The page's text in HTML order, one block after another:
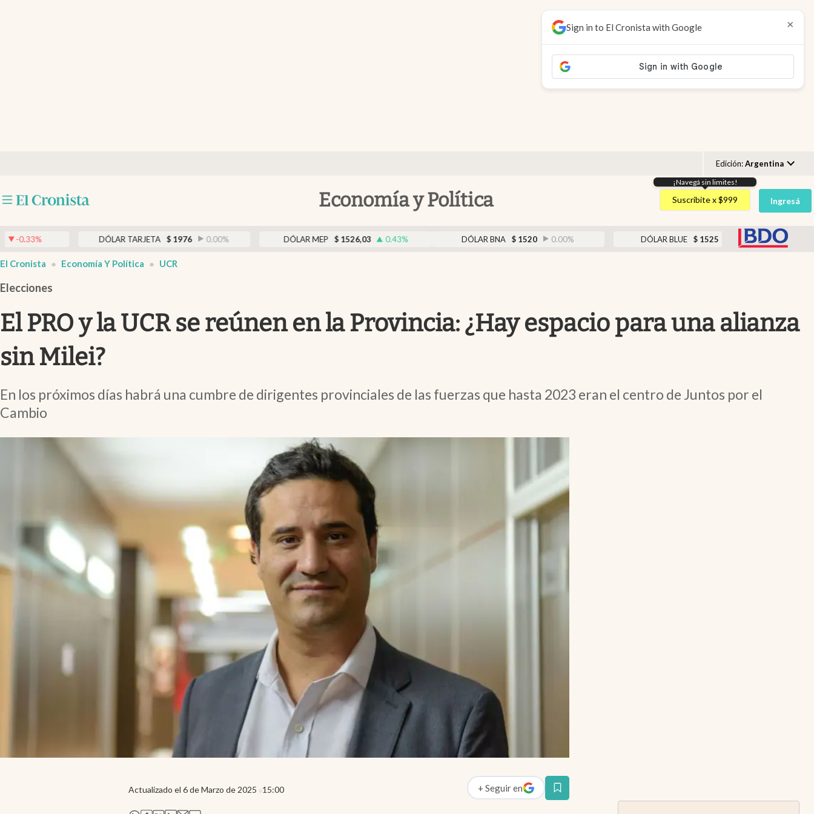
Edición:Argentina
Argentina
España
USA
Economía y Política
Columnistas
Clima
Mundial 2026
El Cronista Studio
Mediakit
abre en nueva pestaña
¡Navegá sin limites!
Suscribite x $999 Ingresá
DÓLAR TARJETA $1976 0.00% $1526,03 0.43% $1520 0.00 % $1525 -0.33% DÓLAR
Sign in to El Cronista with Google ×
El Cronista Economía Y Política UCR
Elecciones
El PRO y la UCR se reúnen en la Provincia: ¿Hay espacio para una alianza
sin Milei?
En los próximos días habrá una cumbre de dirigentes provinciales de las fuerzas que hasta 2023 eran el centro de Juntos por el
Cambio
Actualizado el 6 de Marzo de 2025 15:00 + Seguiren
abre en nueva pestaña